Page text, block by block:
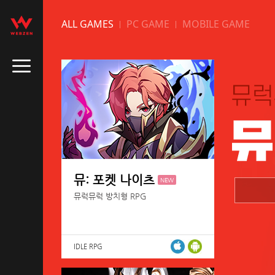
ALL GAMES PC GAME MOBILE GAME
뮤: 포켓 나이츠 NEW
뮤럭뮤럭 방치형 RPG
IDLE RPG